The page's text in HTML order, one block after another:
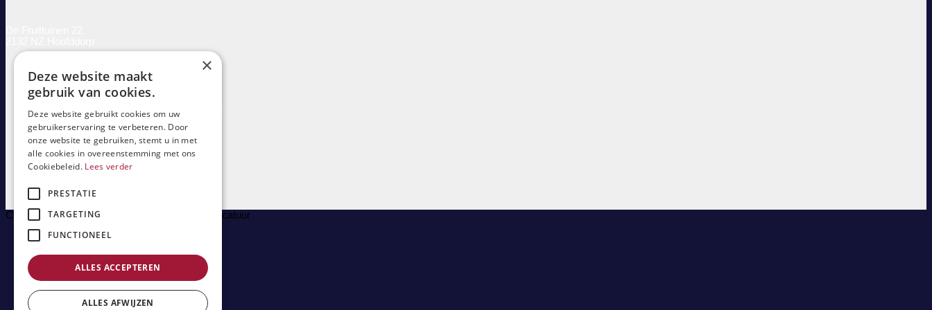
Algemene Voorwaarden
Klachtenregeling
Privacyverklaring
Kosten
Derdengelden
Beroepsorde
Waarneming
Sitemap
Copyright 2026 © Vinke Haarlemmermeer Advocatuur
Home
Echtscheiding
Alimentatie
Kinderalimentatie
Partneralimentatie
Psychiatrie
×
Deze website maakt
gebruik van cookies.
Deze website gebruikt cookies om uw
gebruikerservaring te verbeteren. Door
onze website te gebruiken, stemt u in met
alle cookies in overeenstemming met ons
Cookiebeleid. Lees verder
PRESTATIE
TARGETING
FUNCTIONEEL
ALLES ACCEPTEREN
ALLES AFWIJZEN